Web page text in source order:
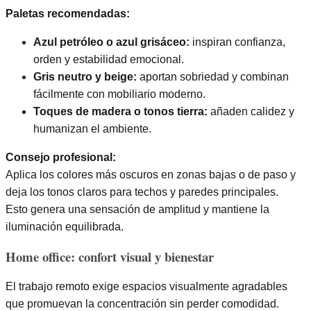
Paletas recomendadas:
Azul petróleo o azul grisáceo: inspiran confianza,
orden y estabilidad emocional.
Gris neutro y beige: aportan sobriedad y combinan
fácilmente con mobiliario moderno.
Toques de madera o tonos tierra: añaden calidez y
humanizan el ambiente.
Consejo profesional:
Aplica los colores más oscuros en zonas bajas o de paso y
deja los tonos claros para techos y paredes principales.
Esto genera una sensación de amplitud y mantiene la
iluminación equilibrada.
Home office: confort visual y bienestar
El trabajo remoto exige espacios visualmente agradables
que promuevan la concentración sin perder comodidad.